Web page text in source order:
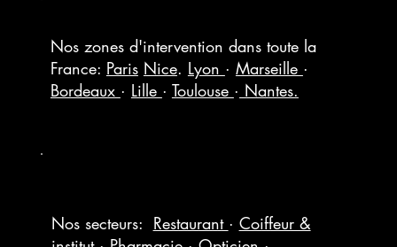
Nos zones d'intervention dans toute la
France: Paris Nice. Lyon · Marseille ·
Bordeaux · Lille · Toulouse · Nantes.
Nos secteurs: Restaurant · Coiffeur &